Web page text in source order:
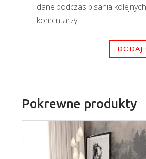
dane podczas pisania kolejnych
komentarzy.
Pokrewne produkty